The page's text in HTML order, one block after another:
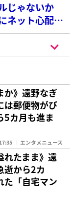
じゃないか
ネット心配
」
か》遠野なぎ
郵便物がび
カ月も進ま
エンタメニュース
れたまま》遠
から2カ
「自宅マン